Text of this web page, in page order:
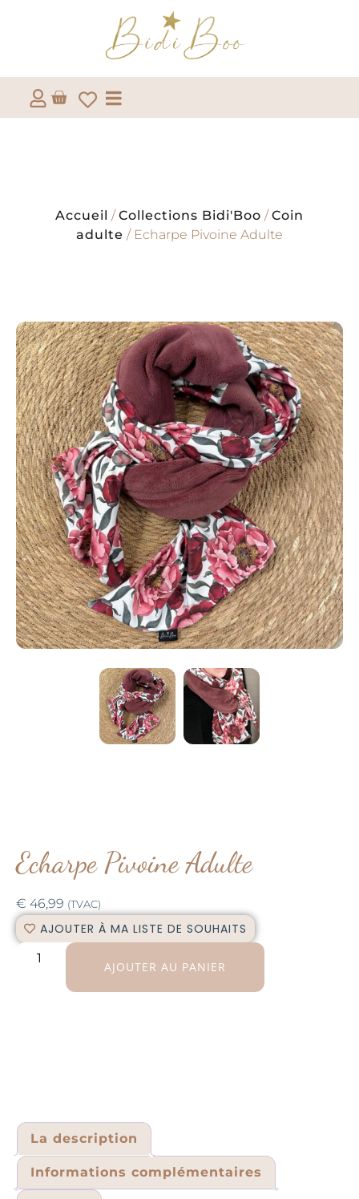
Accueil /Collections Bidi'Boo /Coin
adulte / Echarpe Pivoine Adulte
Echarpe Pivoine Adulte
€ 46,99 (TVAC)
AJOUTER À MA LISTE DE SOUHAITS
AJOUTER AU PANIER
La description
Informations complémentaires